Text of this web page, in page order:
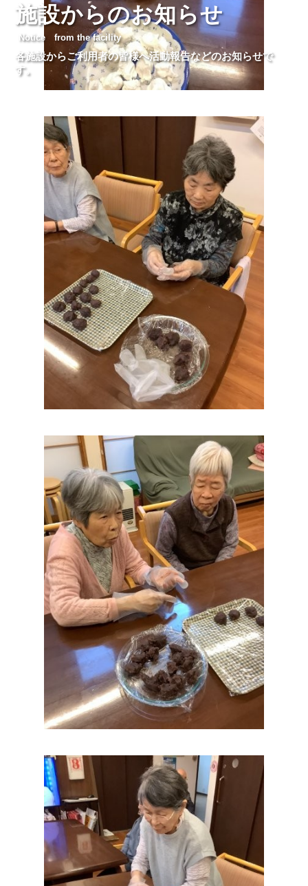
施設からのお知らせ
Notice from the facility
各施設からご利用者の皆様へ活動報告などのお知らせで
す。